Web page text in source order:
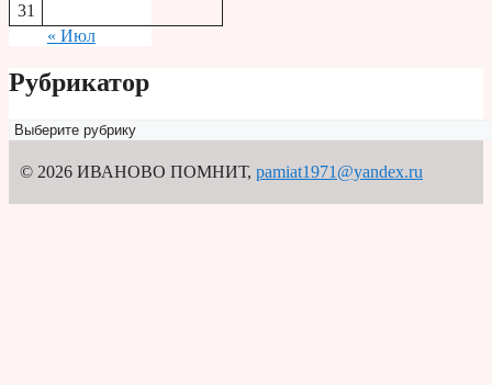
31
« Июл
Рубрикатор
Рубрикатор
© 2026 ИВАНОВО ПОМНИТ, pamiat1971@yandex.ru